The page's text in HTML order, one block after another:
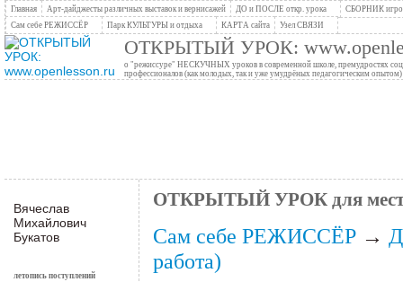
Главная Арт-дайджесты различных выставок и вернисажей ДО и ПОСЛЕ откр. урока
СБОРНИК
Сам себе РЕЖИССЁР
Парк КУЛЬТУРЫ и отдыха КАРТА сайта Узел СВЯЗИ
ОТКРЫТЫЙ УРОК:
о "режиссуре" НЕСКУЧНЫХ уроков в современной школе, премудростях
профессионалов (как молодых, так и уже умудрёных педагогическим опытом)
Вячеслав
Михайлович
Букатов
летопись поступлений
ОТКРЫТЫЙ УРОК для
Сам себе РЕЖИССЁР→
работа)